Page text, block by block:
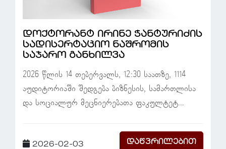
დოქტორანტ ირინე ჭანტურიძის
სადისერტაციო ნაშრომის
საჯარო განხილვა
2026 წლის 14 თებერვალს, 12:30 საათზე, 1114
აუდიტორიაში შედგება ბიზნესის, სამართლისა
და სოციალურ მეცნიერებათა ფაკულტეტ...
2026-02-03 დაწვრილებით